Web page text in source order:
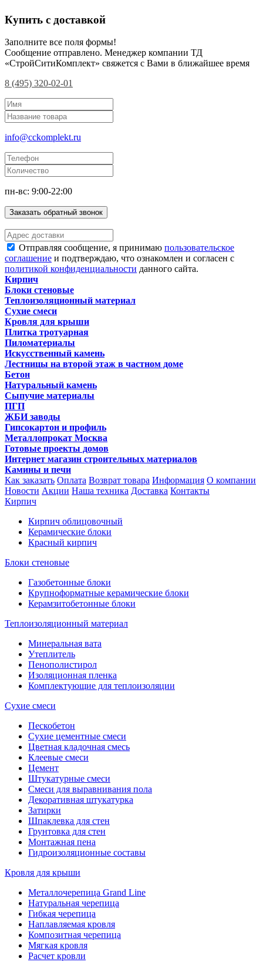
Купить с доставкой
Заполните все поля формы!
Сообщение отправлено. Менеджер компании ТД
«СтройСитиКомплект» свяжется с Вами в ближайшее время
8 (495) 320-02-01
info@cckomplekt.ru
пн-вс: 9:00-22:00
Заказать обратный звонок
Отправляя сообщение, я принимаю пользовательское
соглашение и подтверждаю, что ознакомлен и согласен с
политикой конфиденциальности данного сайта.
Кирпич
Блоки стеновые
Теплоизоляционный материал
Сухие смеси
Кровля для крыши
Плитка тротуарная
Пиломатериалы
Искусственный камень
Лестницы на второй этаж в частном доме
Бетон
Натуральный камень
Сыпучие материалы
ПГП
ЖБИ заводы
Гипсокартон и профиль
Металлопрокат Москва
Готовые проекты домов
Интернет магазин строительных материалов
Камины и печи
Как заказать Оплата Возврат товара Информация О компании
Новости Акции Наша техника Доставка Контакты
Кирпич
Кирпич облицовочный
Керамические блоки
Красный кирпич
Блоки стеновые
Газобетонные блоки
Крупноформатные керамические блоки
Керамзитобетонные блоки
Теплоизоляционный материал
Минеральная вата
Утеплитель
Пенополистирол
Изоляционная пленка
Комплектующие для теплоизоляции
Сухие смеси
Пескобетон
Сухие цементные смеси
Цветная кладочная смесь
Клеевые смеси
Цемент
Штукатурные смеси
Смеси для выравнивания пола
Декоративная штукатурка
Затирки
Шпаклевка для стен
Грунтовка для стен
Монтажная пена
Гидроизоляционные составы
Кровля для крыши
Металлочерепица Grand Line
Натуральная черепица
Гибкая черепица
Наплавляемая кровля
Композитная черепица
Мягкая кровля
Расчет кровли